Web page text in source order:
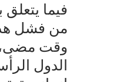
فيما يتعلق
من فشل
وقت مضى،
الدول